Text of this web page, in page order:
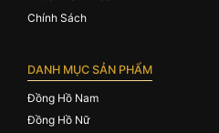
Chính Sách
DANH MỤC SẢN PHẨM
Đồng Hồ Nam
Đồng Hồ Nữ